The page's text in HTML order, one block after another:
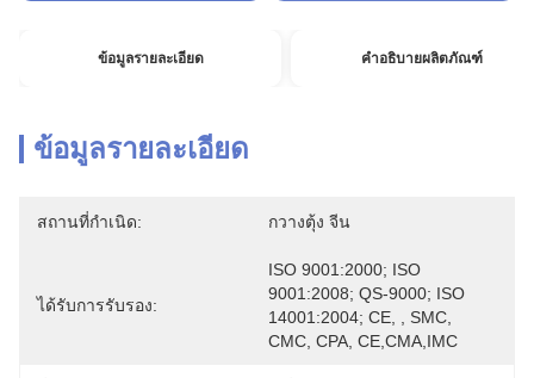
ข้อมูลรายละเอียด คำอธิบายผลิตภัณฑ์
ข้อมูลรายละเอียด
สถานที่กำเนิด: กวางตุ้ง จีน
ได้รับการรับรอง:
ISO 9001:2000; ISO
9001:2008; QS-9000; ISO
14001:2004; CE, , SMC,
CMC, CPA, CE,CMA,IMC